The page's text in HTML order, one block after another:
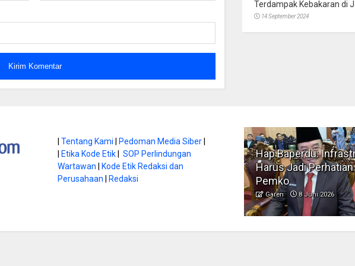
Terdampak Kebakaran di
14 September 2024
|Tentang Kami Pedoman Media Siber
Etika Kode Etik |SOP Perlindungan
Wartawan
Kode Etik Redaksi dan
Perusahaan
Redaksi
di Gunung
Ini
Literasi Jadi Bekal Utama
Siswa di Era Digital
Hap Baperdu:
Harus Jadi Perhatian
Pemko
Garen 8 Juni 2026